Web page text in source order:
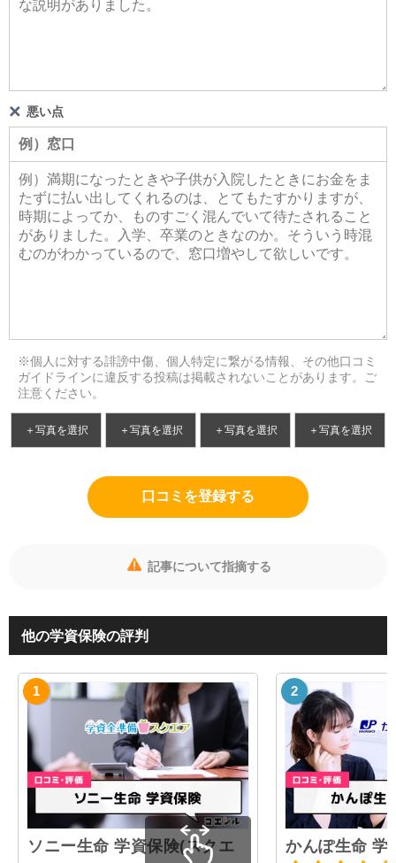
悪い点
※個人に対する誹謗中傷、個人特定に繋がる情報、その他口コミ
ガイドラインに違反する投稿は掲載されないことがあります。ご
注意ください。
＋写真を選択 ＋写真を選択 ＋写真を選択 ＋写真を選択
口コミを登録する
記事について指摘する
他の学資保険の評判
ソニー生命 学資保険(スクエ
かんぽ生命 学